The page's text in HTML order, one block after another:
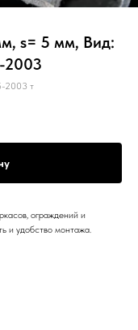
s= 5 мм, Вид:
2003
2003 т
ограждений и
и удобство монтажа.